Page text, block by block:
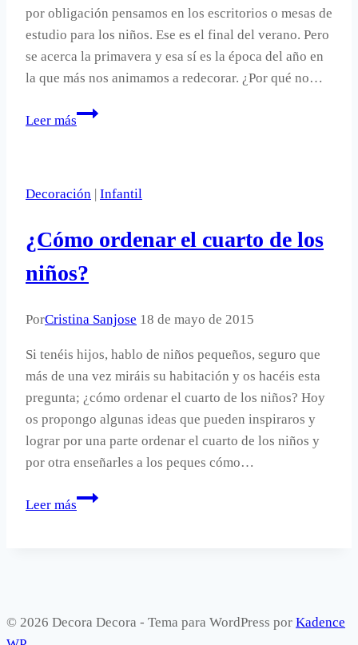
por obligación pensamos en los escritorios o mesas de
estudio para los niños. Ese es el final del verano. Pero
se acerca la primavera y esa sí es la época del año en
la que más nos animamos a redecorar. ¿Por qué no…
Leer más
Un
el
Decoración | Infantil
¿Cómo ordenar el cuarto de los
niños?
PorCristina Sanjose 18 de mayo de 2015
Si tenéis hijos, hablo de niños pequeños, seguro que
más de una vez miráis su habitación y os hacéis esta
pregunta; ¿cómo ordenar el cuarto de los niños? Hoy
os propongo algunas ideas que pueden inspiraros y
lograr por una parte ordenar el cuarto de los niños y
por otra enseñarles a los peques cómo…
Leer más
¿Cómo
niños?
© 2026 Decora Decora - Tema para WordPress por Kadence